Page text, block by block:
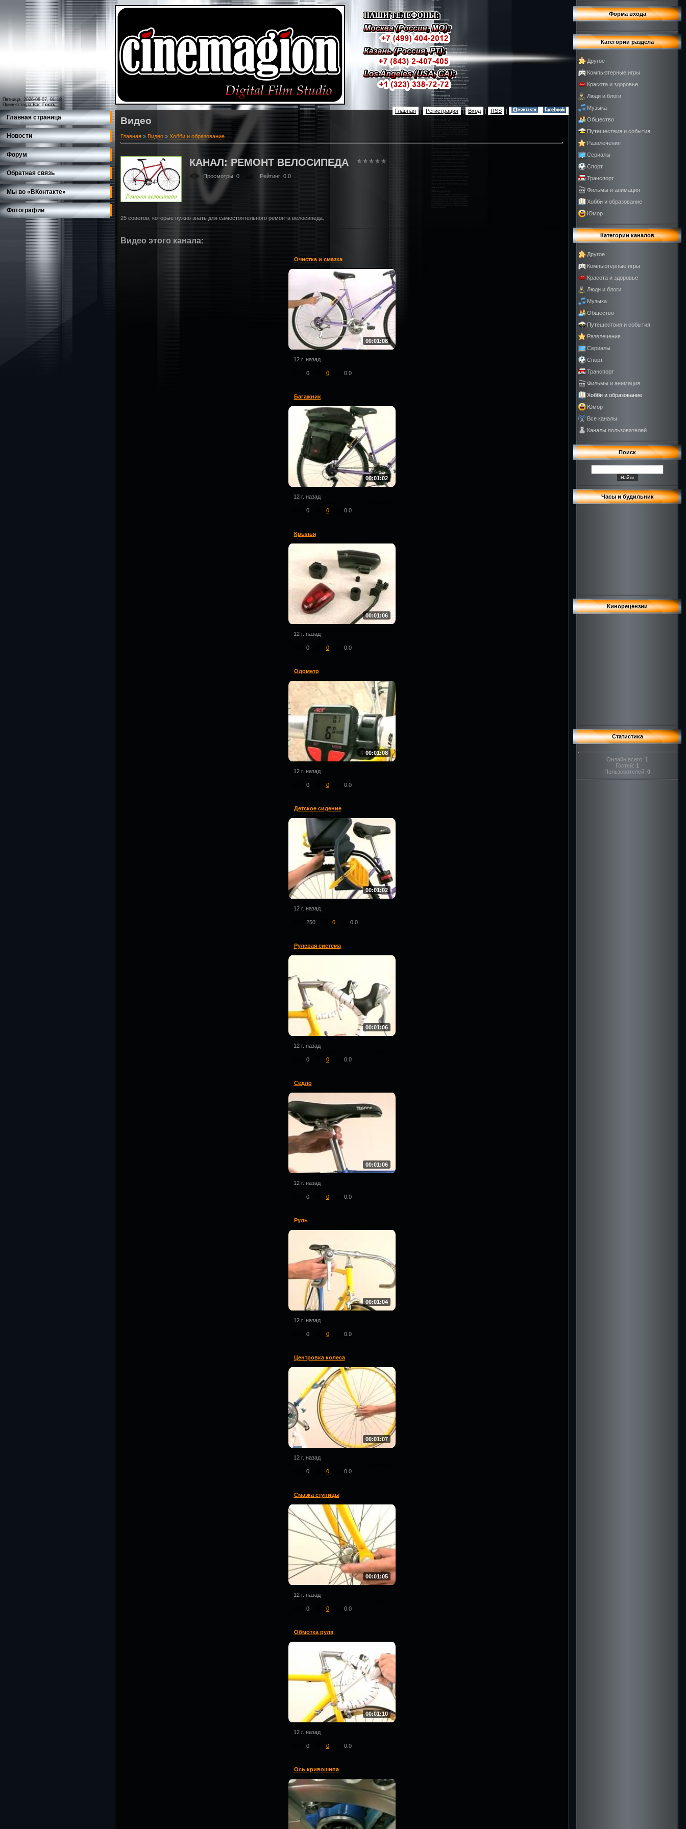
Пятница, 2026-08-07, 01:18
Приветствую Вас Гость
Главная | Регистрация | Вход | RSS |
Главная страница
Новости
Форум
Обратная связь
Мы во «ВКонтакте»
Фотографии
Видео
Главная » Видео » Хобби и образование
КАНАЛ: РЕМОНТ ВЕЛОСИПЕДА
Просмотры: 0 Рейтинг: 0.0
25 советов, которые нужно знать для самостоятельного ремонта велосипеда.
Видео этого канала:
Очистка и смазка
00:01:08
12 г. назад
0 0 0.0
Багажник
00:01:02
12 г. назад
0 0 0.0
Крылья
00:01:06
12 г. назад
0 0 0.0
Одометр
00:01:08
12 г. назад
0 0 0.0
Детское сидение
00:01:02
12 г. назад
250 0 0.0
Рулевая система
00:01:06
12 г. назад
0 0 0.0
Седло
00:01:06
12 г. назад
0 0 0.0
Руль
00:01:04
12 г. назад
0 0 0.0
Центровка колеса
00:01:07
12 г. назад
0 0 0.0
Смазка ступицы
00:01:05
12 г. назад
0 0 0.0
Обмотка руля
00:01:10
12 г. назад
0 0 0.0
Ось кривошипа
Форма входа
Категории раздела
Другое
Компьютерные игры
Красота и здоровье
Люди и блоги
Музыка
Общество
Путешествия и события
Развлечения
Сериалы
Спорт
Транспорт
Фильмы и анимация
Хобби и образование
Юмор
Категории каналов
Другое
Компьютерные игры
Красота и здоровье
Люди и блоги
Музыка
Общество
Путешествия и события
Развлечения
Сериалы
Спорт
Транспорт
Фильмы и анимация
Хобби и образование
Юмор
Все каналы
Каналы пользователей
Поиск
Часы и будильник
Кинорецензии
Статистика
Онлайн всего: 1
Гостей: 1
Пользователей: 0